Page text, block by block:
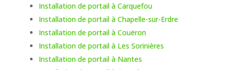
Installation de portail à Carquefou
Installation de portail à Chapelle-sur-Erdre
Installation de portail à Couëron
Installation de portail à Les Sorinières
Installation de portail à Nantes